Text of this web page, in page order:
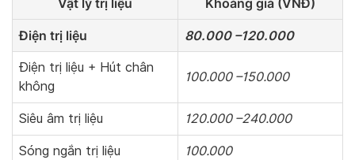
Vật lý trị liệu Khoảng giá (VNĐ)
Điện trị liệu 80.000 –120.000
Điện trị liệu + Hút chân
không
100.000 –150.000
Siêu âm trị liệu 120.000 –240.000
Sóng ngắn trị liệu 100.000